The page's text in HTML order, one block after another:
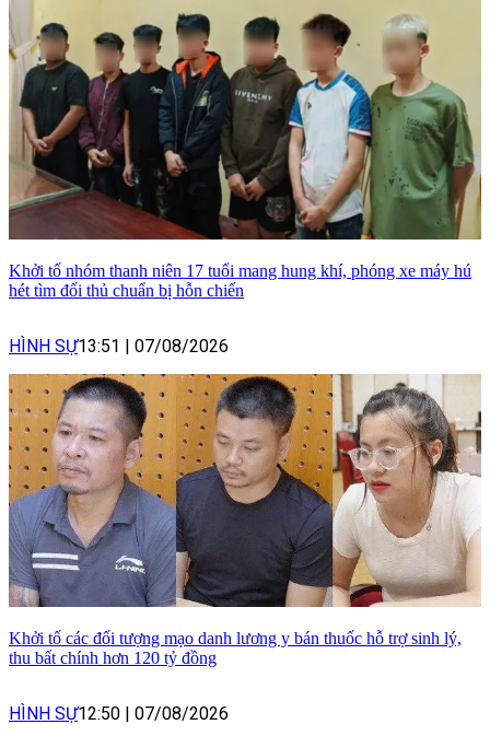
Khởi tố nhóm thanh niên 17 tuổi mang hung khí, phóng xe máy hú
hét tìm đối thủ chuẩn bị hỗn chiến
HÌNH SỰ13:51 07/08/2026
Khởi tố các đối tượng mạo danh lương y bán thuốc hỗ trợ sinh lý,
thu bất chính hơn 120 tỷ đồng
HÌNH SỰ12:50 | 07/08/2026